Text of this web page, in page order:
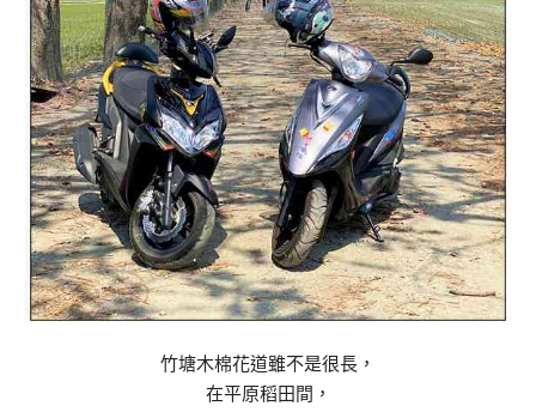
竹塘木棉花道雖不是很長，
在平原稻田間，